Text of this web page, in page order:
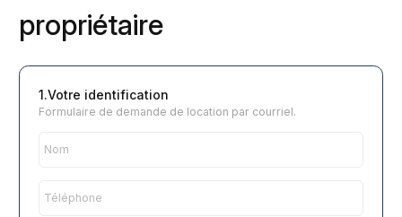
propriétaire
Formulaire de demande de location par courriel.
1.Votre identification